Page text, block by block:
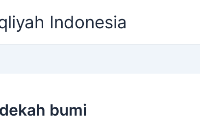
Indonesia
bumi